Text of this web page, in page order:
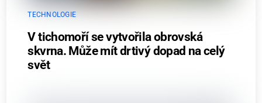
TECHNOLOGIE
V tichomoří se vytvořila obrovská
skvrna. Může mít drtivý dopad na celý
svět